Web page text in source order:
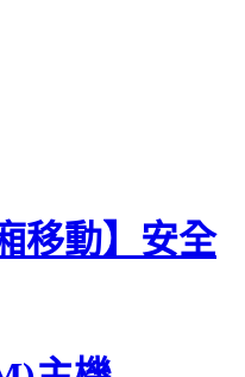
移動】安全